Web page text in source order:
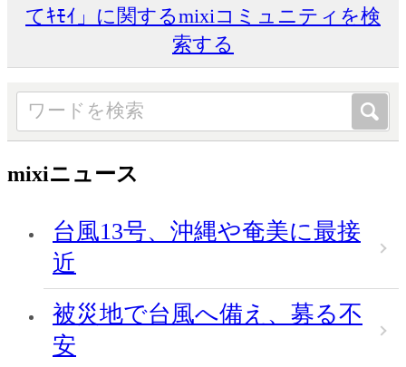
てｷﾓｲ」に関するmixiコミュニティを検
索する
mixiニュース
台風13号、沖縄や奄美に最接
近
被災地で台風へ備え、募る不
安